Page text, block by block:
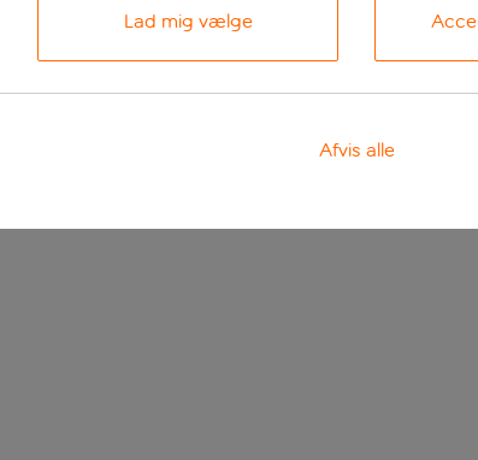
Lad mig vælge
Afvis alle